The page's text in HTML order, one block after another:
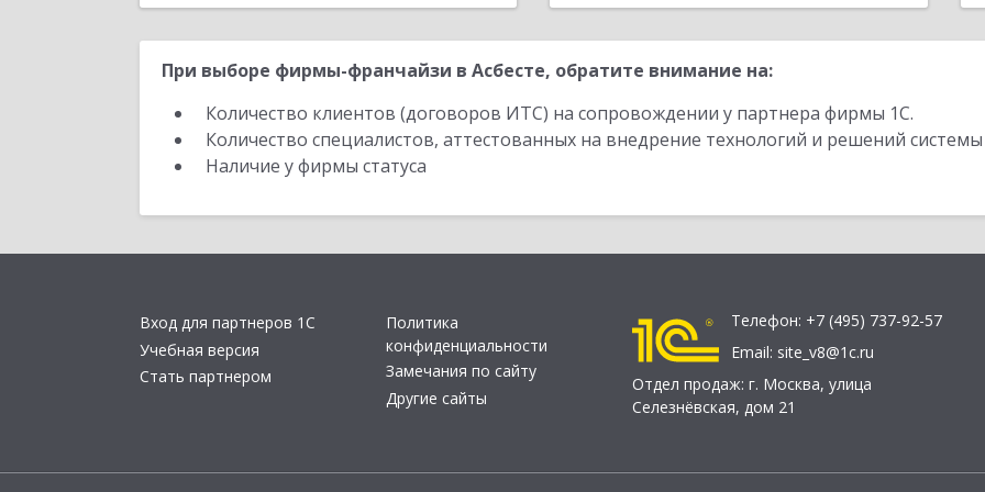
При выборе фирмы-франчайзи в Асбесте, обратите внимание на:
Количество клиентов (договоров ИТС) на сопровождении у партнера фирмы 1С.
Количество специалистов, аттестованных на внедрение технологий и решений
Наличие у фирмы статуса
Вход для партнеров 1С
Учебная версия
Стать партнером
Политика
конфиденциальности
Замечания по сайту
Другие сайты
Телефон: +7 (495) 737-92-57
Email: site_v8@1c.ru
Отдел продаж: г. Москва, улица
Селезнёвская, дом 21